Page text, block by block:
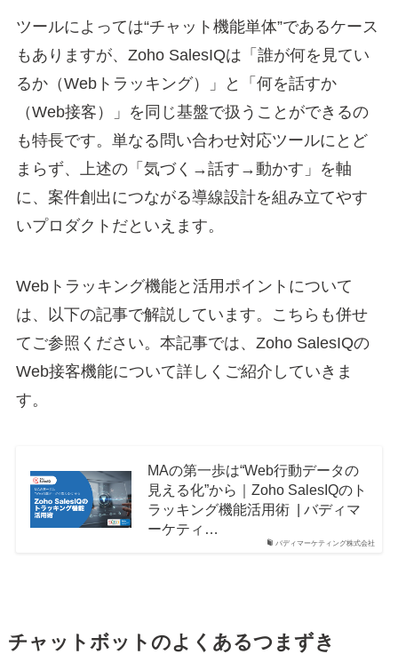
ツールによっては“チャット機能単体”であるケース
もありますが、Zoho SalesIQは「誰が何を見てい
るか（Webトラッキング）」と「何を話すか
（Web接客）」を同じ基盤で扱うことができるの
も特長です。単なる問い合わせ対応ツールにとど
まらず、上述の「気づく→話す→動かす」を軸
に、案件創出につながる導線設計を組み立てやす
いプロダクトだといえます。
Webトラッキング機能と活用ポイントについて
は、以下の記事で解説しています。こちらも併せ
てご参照ください。本記事では、Zoho SalesIQの
Web接客機能について詳しくご紹介していきま
す。
バディマーケティング株式会社
MAの第一歩は“Web行動データの
見える化”から｜Zoho SalesIQのト
ラッキング機能活用術 | バディマ
ーケティ…
チャット ボットのよくあるつまずき